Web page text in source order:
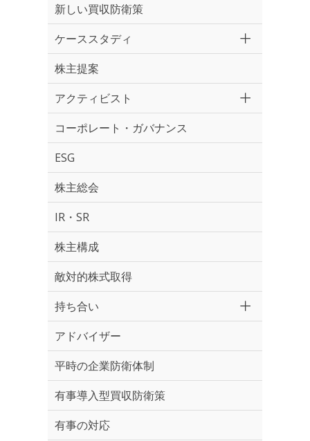
新しい買収防衛策
ケーススタディ
株主提案
アクティビスト
コーポレート・ガバナンス
ESG
株主総会
IR・SR
株主構成
敵対的株式取得
持ち合い
アドバイザー
平時の企業防衛体制
有事導入型買収防衛策
有事の対応